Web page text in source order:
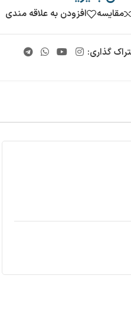
مقایسه افزودن به علاقه مندی
گذاری: